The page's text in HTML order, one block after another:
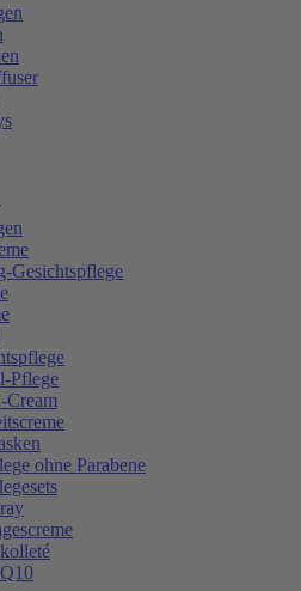
Gesichtspflege
Pflege
ohne Parabene